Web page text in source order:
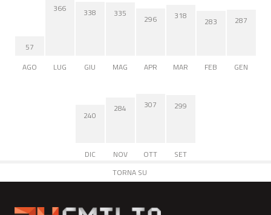
57
AGO
366
LUG
338
GIU
335
MAG
296
APR
318
MAR
283
FEB
287
GEN
240
DIC
284
NOV
307
OTT
299
SET
TORNA SU